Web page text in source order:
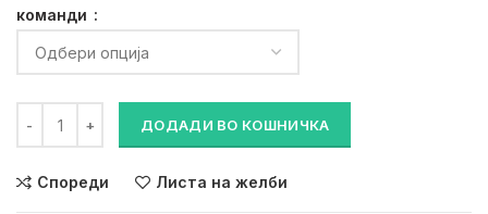
команди
ДОДАДИ ВО КОШНИЧКА
Спореди Листа на желби